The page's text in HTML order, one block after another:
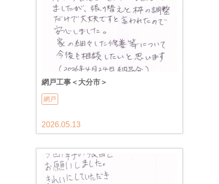
網戸工事＜大分市＞
網戸
2026.05.13